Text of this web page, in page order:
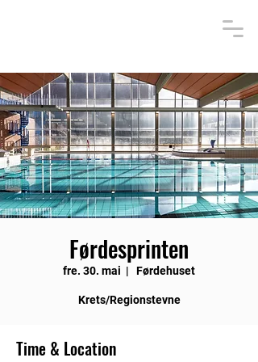
Førdesprinten
fre. 30. mai
  |
Førdehuset
Krets/Regionstevne
Time & Location